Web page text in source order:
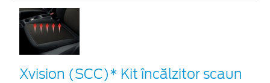
Xvision (SCC)* Kit încălzitor scaun